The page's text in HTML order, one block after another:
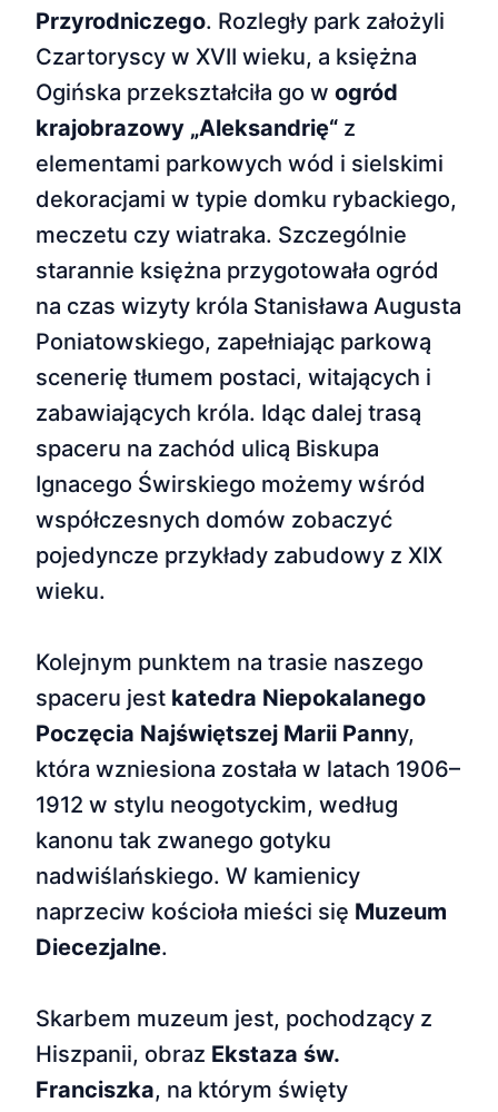
Przyrodniczego. Rozległy park założyli
Czartoryscy w XVII wieku, a księżna
Ogińska przekształciła go w ogród
krajobrazowy „Aleksandrię“ z
elementami parkowych wód i sielskimi
dekoracjami w typie domku rybackiego,
meczetu czy wiatraka. Szczególnie
starannie księżna przygotowała ogród
na czas wizyty króla Stanisława Augusta
Poniatowskiego, zapełniając parkową
scenerię tłumem postaci, witających i
zabawiających króla. Idąc dalej trasą
spaceru na zachód ulicą Biskupa
Ignacego Świrskiego możemy wśród
współczesnych domów zobaczyć
pojedyncze przykłady zabudowy z XIX
wieku.
Kolejnym punktem na trasie naszego
spaceru jest katedra Niepokalanego
Poczęcia Najświętszej Marii Panny,
która wzniesiona została w latach 1906–
1912 w stylu neogotyckim, według
kanonu tak zwanego gotyku
nadwiślańskiego. W kamienicy
naprzeciw kościoła mieści się Muzeum
Diecezjalne.
Skarbem muzeum jest, pochodzący z
Hiszpanii, obraz Ekstaza św.
Franciszka, na którym święty